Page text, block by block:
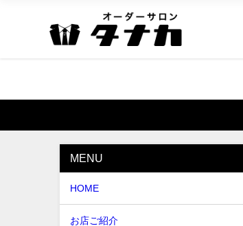
MENU
HOME
お店ご紹介